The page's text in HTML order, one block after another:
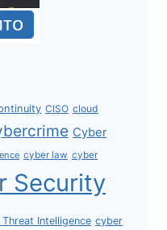
CISO cloud
Cyber
cyber law cyber
Security
Intelligence cyber